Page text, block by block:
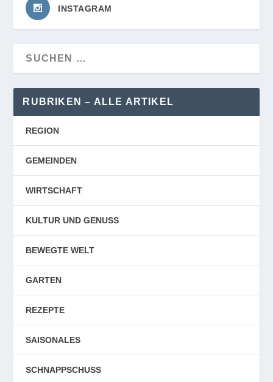
INSTAGRAM
RUBRIKEN – ALLE ARTIKEL
REGION
GEMEINDEN
WIRTSCHAFT
KULTUR UND GENUSS
BEWEGTE WELT
GARTEN
REZEPTE
SAISONALES
SCHNAPPSCHUSS